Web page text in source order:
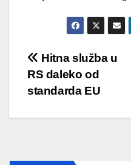
Post
navigation
Hitna služba u
RS daleko od
standarda EU